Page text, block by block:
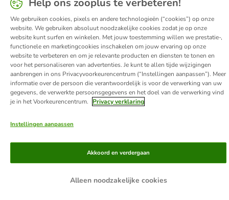
Help ons zooplus te verbeteren!
We gebruiken cookies, pixels en andere technologieën (“cookies”) op onze
website. We gebruiken absoluut noodzakelijke cookies zodat je op onze
website kunt surfen en winkelen. Met jouw toestemming willen we prestatie-,
functionele en marketingcookies inschakelen om jouw ervaring op onze
website te verbeteren en om je relevante producten en diensten te tonen en
voor het personaliseren van advertenties. Je kunt te allen tijde wijzigingen
aanbrengen in ons Privacyvoorkeurencentrum (“Instellingen aanpassen”). Meer
informatie over de persoon die verantwoordelijk is voor de verwerking van uw
gegevens, de verwerkte persoonsgegevens en het doel van de verwerking vind
je in het Voorkeurencentrum.
Privacy verklaring
Instellingen aanpassen
Alleen noodzakelijke cookies
Akkoord en verdergaan